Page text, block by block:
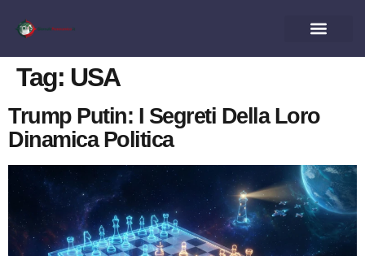
Tag: USA
Trump Putin: I Segreti Della Loro
Dinamica Politica